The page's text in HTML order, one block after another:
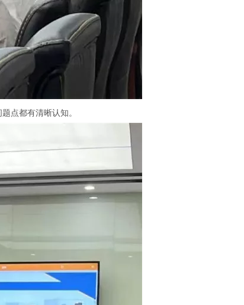
点都有清晰认知。